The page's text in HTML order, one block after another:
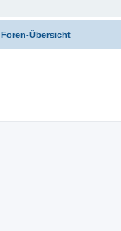
Foren-Übersicht